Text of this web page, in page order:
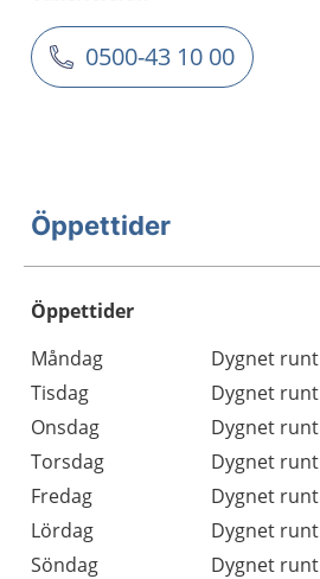
0500-43 10 00
Öppettider
Öppettider
Dag
Öppettider
Kommentarer
Måndag
Dygnet runt
Tisdag
Dygnet runt
Onsdag
Dygnet runt
Torsdag
Dygnet runt
Fredag
Dygnet runt
Lördag
Dygnet runt
Söndag
Dygnet runt